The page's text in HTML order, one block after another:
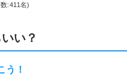
:411名)
い？
う！